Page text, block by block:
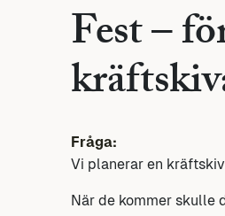
Fest –
Fråga:
Vi planerar en
När de kommer skulle